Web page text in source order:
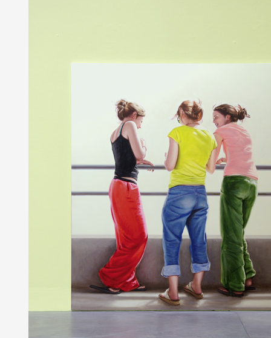
1% œuvres dans
public
Réseau
Artistes
De A à Z